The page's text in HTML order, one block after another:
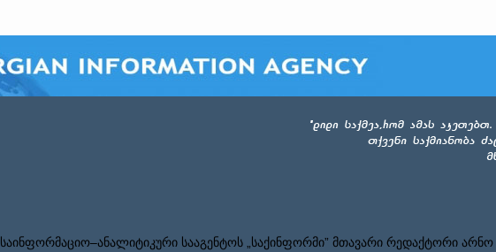
საინფორმაციო–ანალიტიკური სააგენტოს „საქინფორმი” მთავარი რედაქტორი